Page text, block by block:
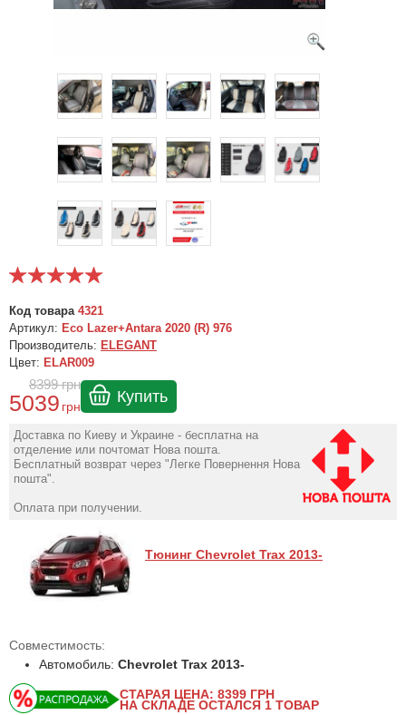
Код товара 4321
Артикул: Eco Lazer+Antara 2020 (R) 976
Производитель: ELEGANT
Цвет: ELAR009
8399грн
5039 грн
Купить
Доставка по Киеву и Украине - бесплатна на
отделение или почтомат Нова пошта.
Бесплатный возврат через "Легке Повернення Нова
пошта".
Оплата при получении.
Тюнинг Chevrolet Trax 2013-
Совместимость:
Автомобиль: Chevrolet Trax 2013-
СТАРАЯ ЦЕНА: 8399 ГРН
НА СКЛАДЕ ОСТАЛСЯ 1 ТОВАР